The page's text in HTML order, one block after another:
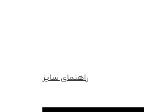
راهنمای سایز